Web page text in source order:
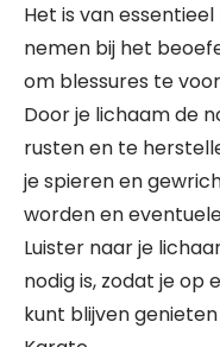
Het is van
nemen bij het
om blessures te
Door je lichaam de
rusten en te
je spieren en
worden en
Luister naar je
nodig is, zodat je op
kunt blijven